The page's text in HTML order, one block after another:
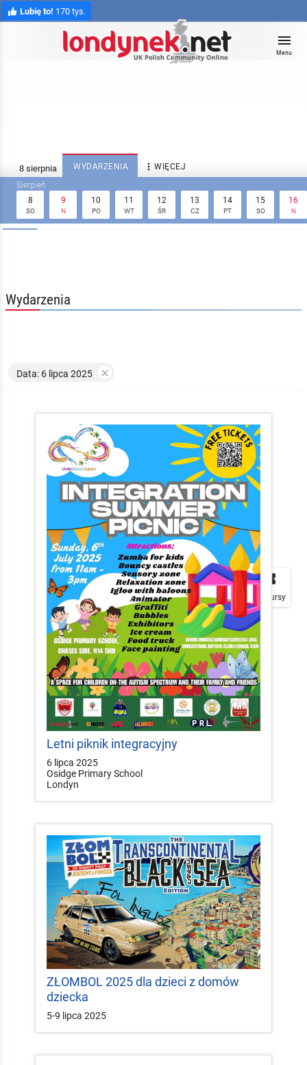
Lubię to! 170 tys.
Menu
WYDARZENIA  WIĘCEJ
8
SO
9
N
10
PO
11
WT
12
ŚR
13
CZ
14
PT
15
SO
16
N
Wydarzenia

Plakaty

Mapa
local_play
Konkursy
Data: 6 lipca 2025 
Letni piknik integracyjny
6 lipca 2025
Osidge Primary School
Londyn
ZŁOMBOL 2025 dla dzieci z domów
dziecka
5-9 lipca 2025